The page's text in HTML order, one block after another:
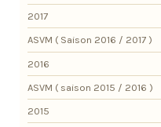
2017
ASVM ( Saison 2016 / 2017 )
2016
ASVM ( saison 2015 / 2016 )
2015